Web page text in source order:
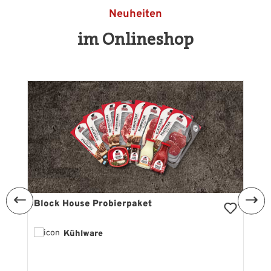
Neuheiten
im Onlineshop
Produktgalerie überspringen
Block House Probierpaket
Kühlware